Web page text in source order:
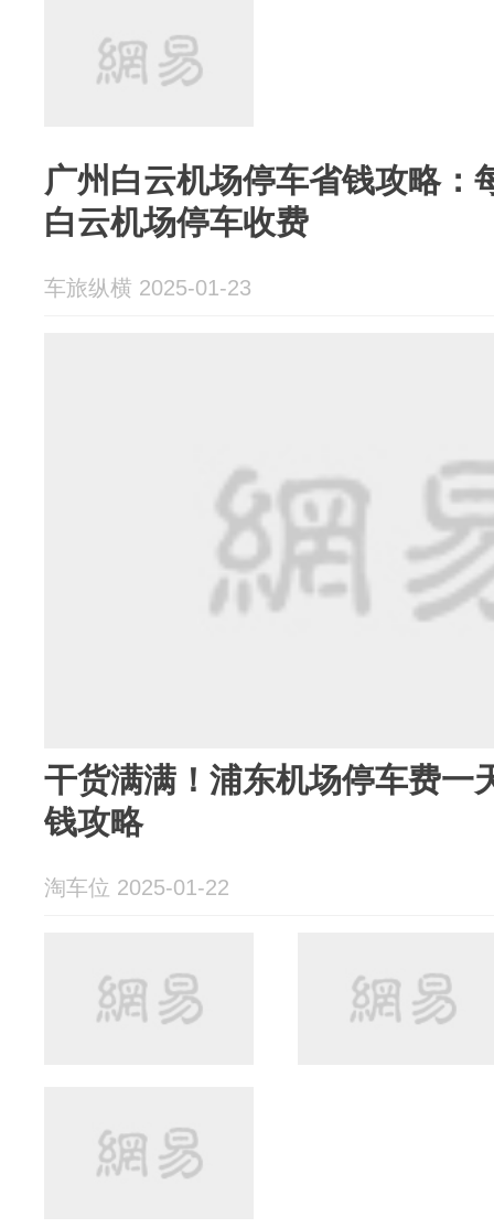
广州白云机场停车省钱攻略：
白云机场停车收费
车旅纵横 2025-01-23
干货满满！浦东机场停车费一
钱攻略
淘车位 2025-01-22